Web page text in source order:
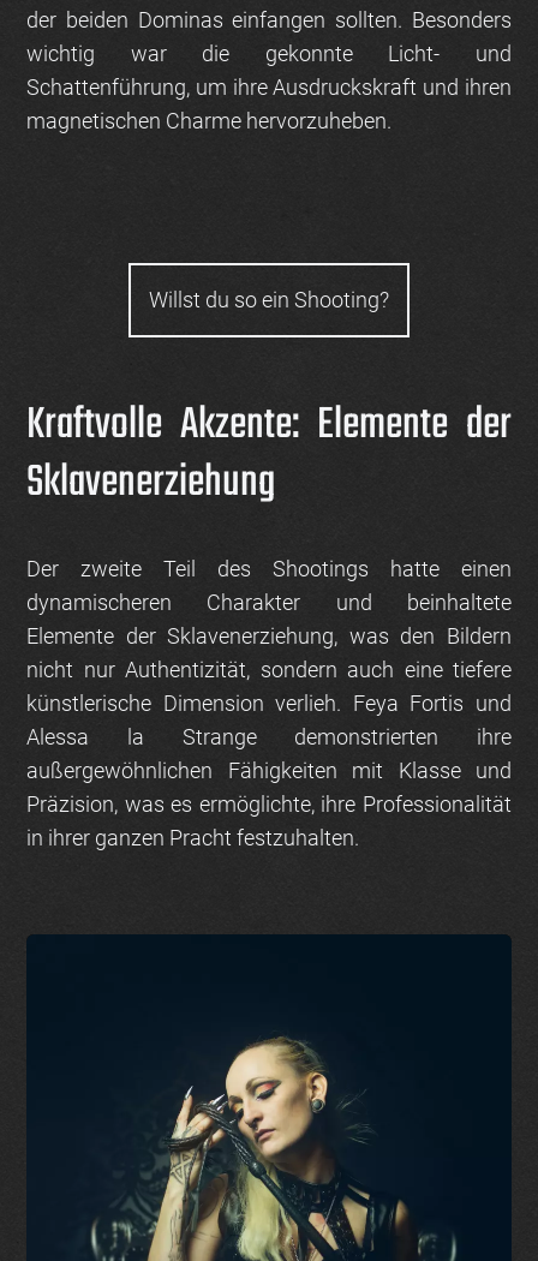
der beiden Dominas einfangen sollten. Besonders
wichtig war die gekonnte Licht- und
Schattenführung, um ihre Ausdruckskraft und ihren
magnetischen Charme hervorzuheben.
Willst du so ein Shooting?
Kraftvolle Akzente: Elemente der
Sklavenerziehung
Der zweite Teil des Shootings hatte einen
dynamischeren Charakter und beinhaltete
Elemente der Sklavenerziehung, was den Bildern
nicht nur Authentizität, sondern auch eine tiefere
künstlerische Dimension verlieh. Feya Fortis und
Alessa la Strange demonstrierten ihre
außergewöhnlichen Fähigkeiten mit Klasse und
Präzision, was es ermöglichte, ihre Professionalität
in ihrer ganzen Pracht festzuhalten.